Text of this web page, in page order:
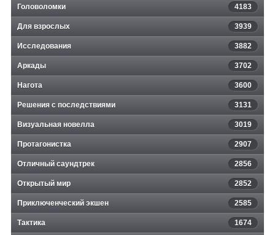
Головоломки 4183
Для взрослых 3939
Исследования 3882
Аркады 3702
Нагота 3600
Решения с последствиями 3131
Визуальная новелла 3019
Протагонистка 2907
Отличный саундтрек 2856
Открытый мир 2852
Приключенческий экшен 2585
Тактика 1674